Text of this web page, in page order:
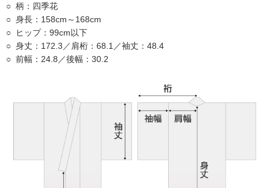
柄：四季花
身長：158cm～168cm
ヒップ：99cm以下
身丈：172.3／肩桁：68.1／袖丈：48.4
前幅：24.8／後幅：30.2